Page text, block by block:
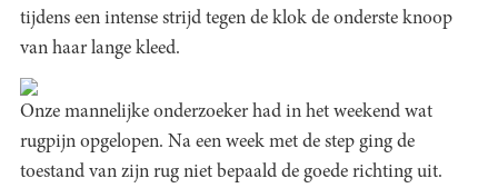
tijdens een intense strijd tegen de klok de onderste knoop
van haar lange kleed.
Onze mannelijke onderzoeker had in het weekend wat
rugpijn opgelopen. Na een week met de step ging de
toestand van zijn rug niet bepaald de goede richting uit.